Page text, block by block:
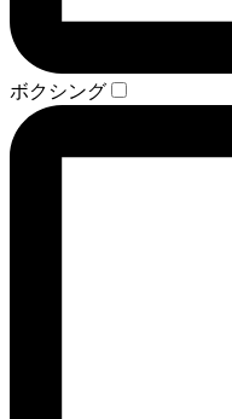
ボクシング